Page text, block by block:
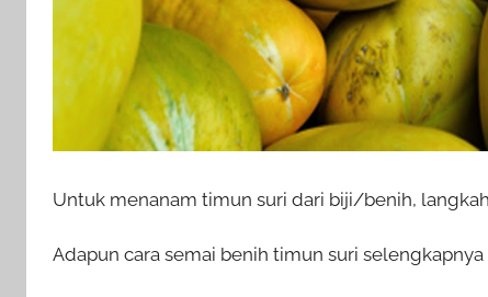
Untuk menanam timun suri dari biji/benih,
Adapun cara semai benih timun suri